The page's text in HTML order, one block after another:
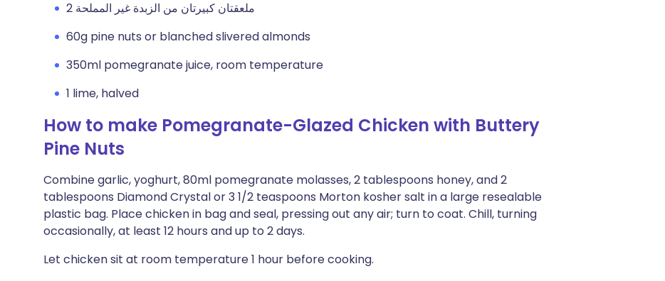
2 ملعقتان كبيرتان من الزبدة غير المملحة
60g pine nuts or blanched slivered almonds
350ml pomegranate juice, room temperature
1 lime, halved
How to make Pomegranate-Glazed Chicken with Buttery
Pine Nuts
Combine garlic, yoghurt, 80ml pomegranate molasses, 2 tablespoons honey, and 2
tablespoons Diamond Crystal or 3 1/2 teaspoons Morton kosher salt in a large resealable
plastic bag. Place chicken in bag and seal, pressing out any air; turn to coat. Chill, turning
occasionally, at least 12 hours and up to 2 days.
Let chicken sit at room temperature 1 hour before cooking.